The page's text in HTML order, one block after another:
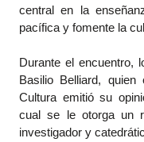
central en la
pacífica y fomente la
Durante el encuentro,
Basilio Belliard,
Cultura emitió su
cual se le otorga un
investigador y